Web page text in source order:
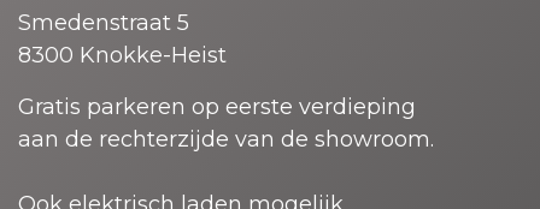
Smedenstraat 5
8300 Knokke-Heist
Gratis parkeren op eerste verdieping
aan de rechterzijde van de showroom.
Ook elektrisch laden mogelijk